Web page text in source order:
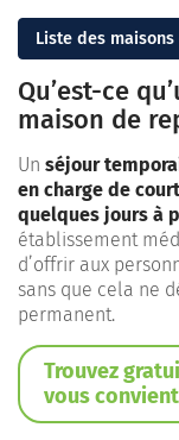
Liste des
Qu’est-ce
maison de
Un séjour
en charge de
quelques jours à
établissement
d’offrir aux
sans que cela ne
permanent.
Trouvez
vous convient